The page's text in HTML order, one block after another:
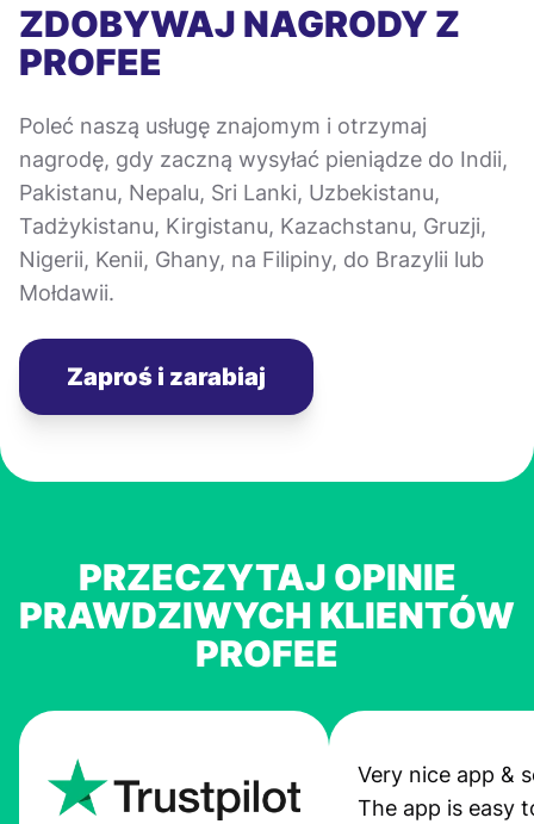
ZDOBYWAJ NAGRODY Z
PROFEE
Poleć naszą usługę znajomym i otrzymaj
nagrodę, gdy zaczną wysyłać pieniądze do Indii,
Pakistanu, Nepalu, Sri Lanki, Uzbekistanu,
Tadżykistanu, Kirgistanu, Kazachstanu, Gruzji,
Nigerii, Kenii, Ghany, na Filipiny, do Brazylii lub
Mołdawii.
Zaproś i zarabiaj
PRZECZYTAJ OPINIE
PRAWDZIWYCH KLIENTÓW
PROFEE
Very nice app &
The app is easy